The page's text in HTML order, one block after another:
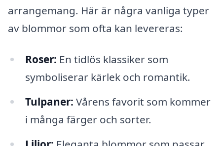
arrangemang. Här är några vanliga typer
av blommor som ofta kan levereras:
Roser: En tidlös klassiker som
symboliserar kärlek och romantik.
Tulpaner: Vårens favorit som kommer
i många färger och sorter.